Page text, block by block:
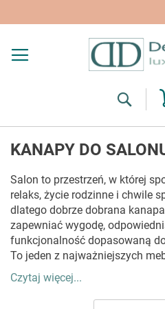
KANAPY DO
Salon to przestrzeń, w której
relaks, życie rodzinne i chwile
dlatego dobrze dobrana
zapewniać wygodę,
funkcjonalność dopasowaną
To jeden z najważniejszych
W tej kategorii znajdują się
komfort siedzenia,
Czytaj więcej...